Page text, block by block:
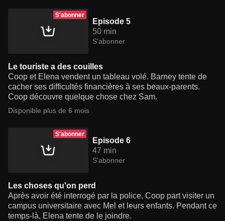
S'abonner
Episode 5
50 min
S'abonner
Le touriste a des couilles
Coop et Elena vendent un tableau volé. Barney tente de
cacher ses difficultés financières à ses beaux-parents.
Coop découvre quelque chose chez Sam.
Disponible plus de 6 mois
S'abonner
Episode 6
47 min
S'abonner
Les choses qu'on perd
Après avoir été interrogé par la police, Coop part visiter un
campus universitaire avec Mel et leurs enfants. Pendant ce
temps-là, Elena tente de le joindre.